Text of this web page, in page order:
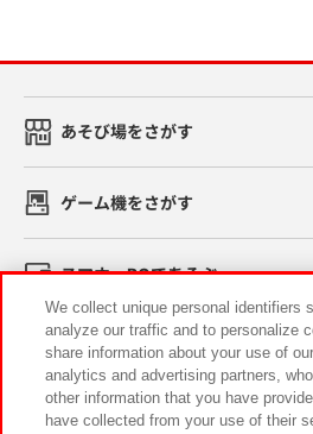
あそび場をさがす
ゲーム機をさがす
スマホ・PCであそぶ
イベント・キャンペーン
We collect unique personal identifiers
analyze our traffic and to personalize
share information about your use of
analytics and advertising partners,
other information that you have
have collected from your use of their